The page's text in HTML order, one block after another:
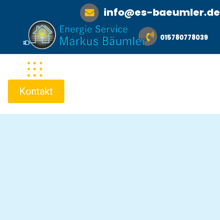
info@es-baeumler.de
015780778039
Kontakt